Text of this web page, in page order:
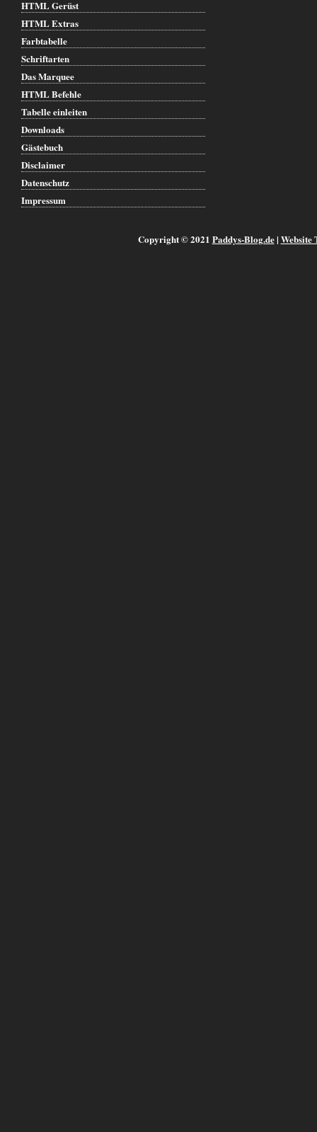
HTML Gerüst
HTML Extras
Farbtabelle
Schriftarten
Das Marquee
HTML Befehle
Tabelle einleiten
Downloads
Gästebuch
Disclaimer
Datenschutz
Impressum
Copyright © 2021 Paddys-Blog.de| Website